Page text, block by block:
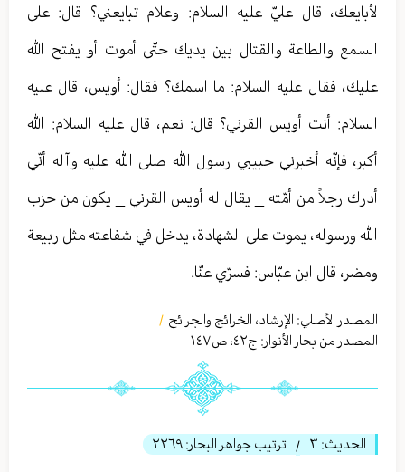
لأبايعك، قال عليّ عليه السلام: وعلام تبايعني؟ قال: على
السمع والطاعة والقتال بين يديك حتّى أموت أو يفتح الله
عليك، فقال عليه السلام: ما اسمك؟ فقال: أويس، قال عليه
السلام: أنت أويس القرني؟ قال: نعم، قال عليه السلام: الله
أكبر، فإنّه أخبرني حبيبي رسول الله صلى الله عليه وآله أنّي
أدرك رجلاً من أمّته _ يقال له أويس القرني _ يكون من حزب
الله ورسوله، يموت على الشهادة، يدخل في شفاعته مثل ربيعة
ومضر، قال ابن عبّاس: فسرّي عنّا.
المصدر الأصلي: الإرشاد، الخرائج والجرائح /
المصدر من بحار الأنوار: ج٤٢، ص١٤٧
الحديث: ٣ / ترتيب جواهر البحار: ٢٢٦٩